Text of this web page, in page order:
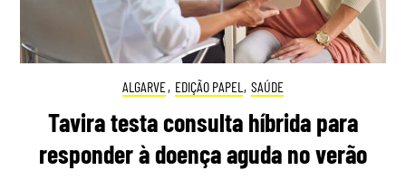
ALGARVE, EDIÇÃO PAPEL , SAÚDE
Tavira testa consulta híbrida para
responder à doença aguda no verão